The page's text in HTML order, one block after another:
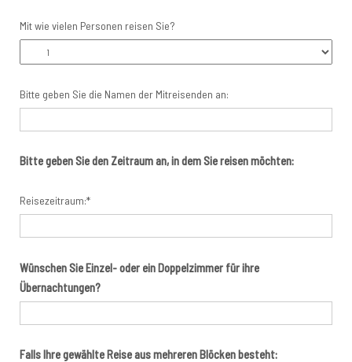
Mit wie vielen Personen reisen Sie?
Bitte geben Sie die Namen der Mitreisenden an:
Bitte geben Sie den Zeitraum an, in dem Sie reisen möchten:
Reisezeitraum:*
Wünschen Sie Einzel- oder ein Doppelzimmer für ihre
Übernachtungen?
Falls Ihre gewählte Reise aus mehreren Blöcken besteht: